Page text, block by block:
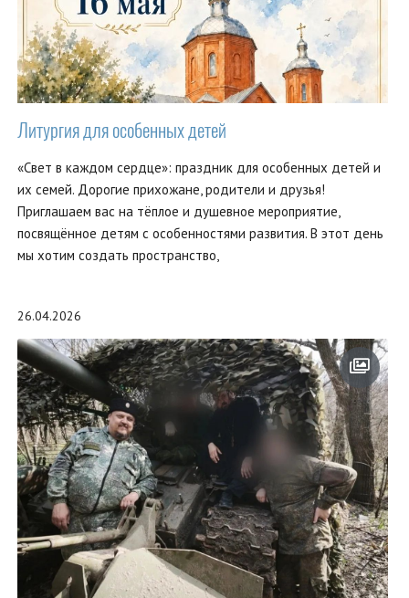
Литургия для особенных детей
«Свет в каждом сердце»: праздник для особенных детей и
их семей. Дорогие прихожане, родители и друзья!
Приглашаем вас на тёплое и душевное мероприятие,
посвящённое детям с особенностями развития. В этот день
мы хотим создать пространство,
26.04.2026